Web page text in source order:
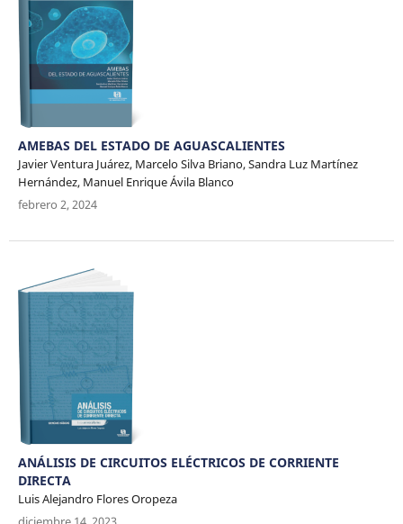
AMEBAS DEL ESTADO DE AGUASCALIENTES
Javier Ventura Juárez, Marcelo Silva Briano, Sandra Luz Martínez
Hernández, Manuel Enrique Ávila Blanco
febrero 2, 2024
ANÁLISIS DE CIRCUITOS ELÉCTRICOS DE CORRIENTE
DIRECTA
Luis Alejandro Flores Oropeza